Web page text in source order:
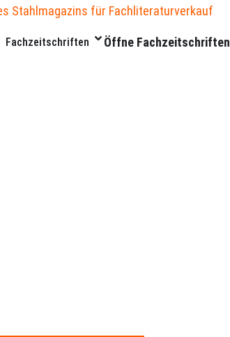
Fachzeitschriften Öffne Fachzeitschriften